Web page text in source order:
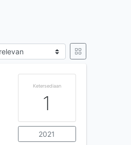
Ketersediaan
1
2021